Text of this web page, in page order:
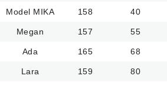
Model MIKA 158 40
Megan 157 55
Ada 165 68
Lara 159 80